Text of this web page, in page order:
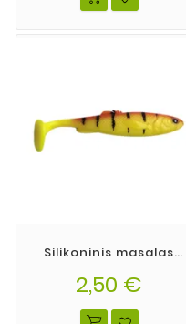
Silikoninis masalas
spalva 20
2,50 €